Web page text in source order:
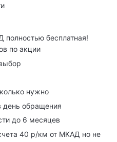
бесплатная!
по акции
нужно
день обращения
до 6 месяцев
40 р/км от МКАД но не